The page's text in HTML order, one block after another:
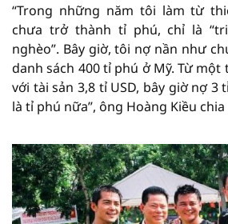
“Trong những năm tôi làm từ
chưa trở thành tỉ phú, chỉ là
nghèo”. Bây giờ, tôi nợ nần như
danh sách 400 tỉ phú ở Mỹ. Từ
với tài sản 3,8 tỉ USD, bây giờ nợ 3
là tỉ phú nữa”, ông Hoàng Kiều chia